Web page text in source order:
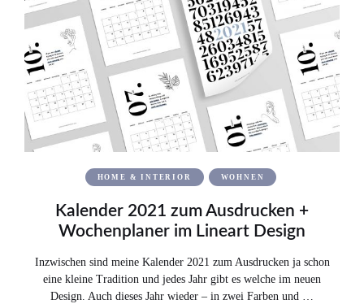
HOME & INTERIOR WOHNEN
Kalender 2021 zum Ausdrucken +
Wochenplaner im Lineart Design
Inzwischen sind meine Kalender 2021 zum Ausdrucken ja schon
eine kleine Tradition und jedes Jahr gibt es welche im neuen
Design. Auch dieses Jahr wieder – in zwei Farben und …